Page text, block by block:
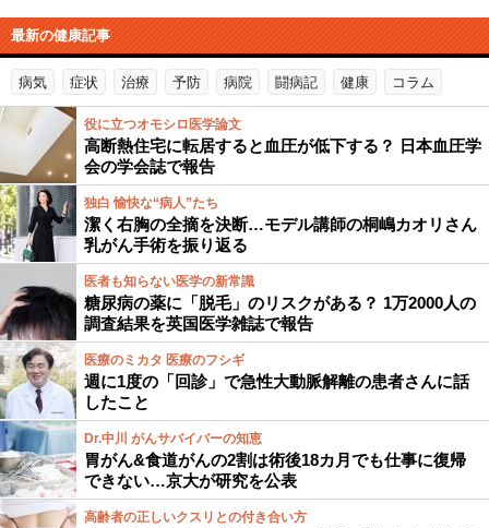
最新の健康記事
病気 症状 治療 予防 病院 闘病記 健康 コラム
役に立つオモシロ医学論文
高断熱住宅に転居すると血圧が低下する？ 日本血圧学
会の学会誌で報告
独白 愉快な“病人”たち
潔く右胸の全摘を決断…モデル講師の桐嶋カオリさん
乳がん手術を振り返る
医者も知らない医学の新常識
糖尿病の薬に「脱毛」のリスクがある？ 1万2000人の
調査結果を英国医学雑誌で報告
医療のミカタ 医療のフシギ
週に1度の「回診」で急性大動脈解離の患者さんに話
したこと
Dr.中川 がんサバイバーの知恵
胃がん&食道がんの2割は術後18カ月でも仕事に復帰
できない…京大が研究を公表
高齢者の正しいクスリとの付き合い方